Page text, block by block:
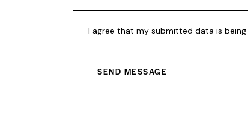
I agree that my submitted data is
SEND MESSAGE